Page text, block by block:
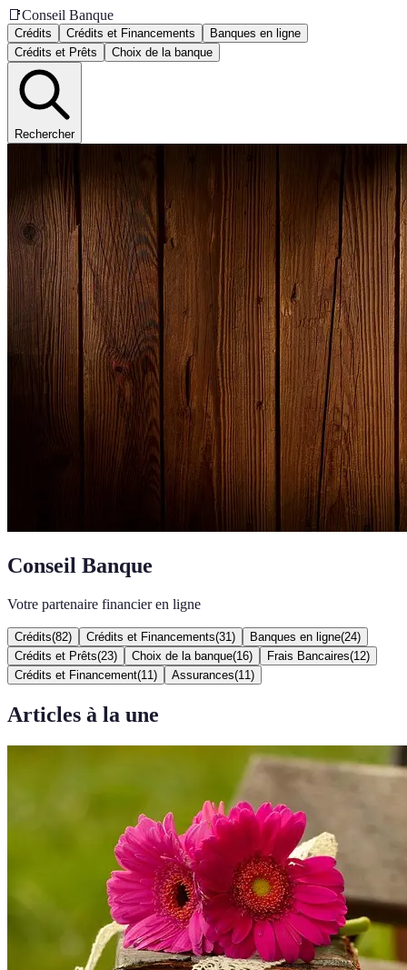
📑Conseil Banque
Crédits Crédits et Financements
Banques en ligne
Crédits et Prêts
Choix de la banque
Rechercher
Conseil Banque
Votre partenaire financier en ligne
Crédits(82) Crédits et Financements(31 ) Banques en ligne(24)
Crédits et Prêts(23) Choix de la banque(16) Frais Bancaires(12)
Crédits et Financement(11 ) Assurances(11 )
Articles à la une